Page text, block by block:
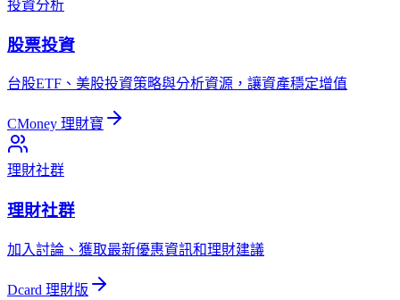
投資分析
股票投資
台股ETF、美股投資策略與分析資源，讓資產穩定增值
CMoney 理財寶
理財社群
理財社群
加入討論、獲取最新優惠資訊和理財建議
Dcard 理財版